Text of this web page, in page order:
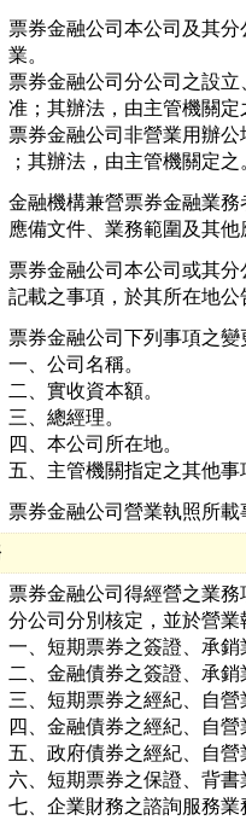
票券金融公司本公司及其
業。
票券金融公司分公司之設
准；其辦法，由主管機關定
票券金融公司非營業用辦
；其辦法，由主管機關定之
金融機構兼營票券金融業
應備文件、業務範圍及其
票券金融公司本公司或其
記載之事項，於其所在地公
票券金融公司下列事項之
一、公司名稱。
二、實收資本額。
三、總經理。
四、本公司所在地。
五、主管機關指定之其他事
票券金融公司營業執照所
票券金融公司得經營之業
分公司分別核定，並於營業
一、短期票券之簽證、承銷
二、金融債券之簽證、承銷
三、短期票券之經紀、自營
四、金融債券之經紀、自營
五、政府債券之經紀、自營
六、短期票券之保證、背書
七、企業財務之諮詢服務業